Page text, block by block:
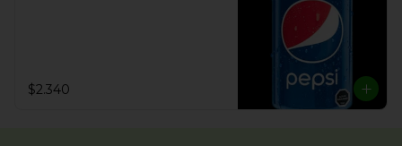
$2.340